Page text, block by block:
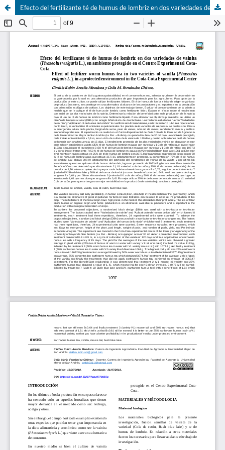
Efecto del fertilizante té de humus de lombriz en dos variedades de vainita (Phaseolus vulgaris L.), en ambiente protegido en el Centro Experimental Cota-Cota